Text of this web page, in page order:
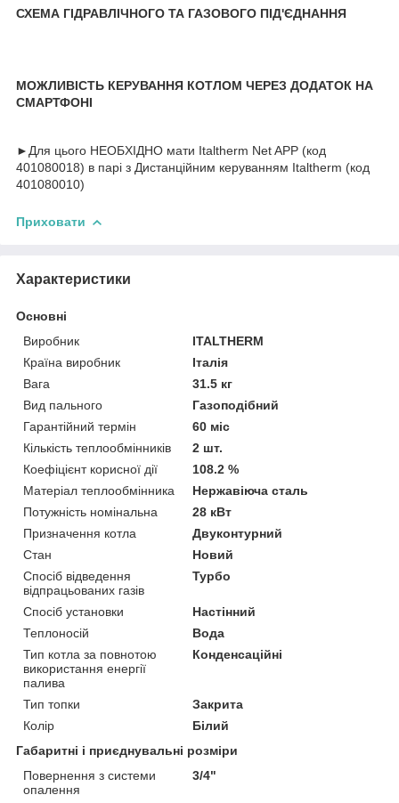
СХЕМА ГІДРАВЛІЧНОГО ТА ГАЗОВОГО ПІД'ЄДНАННЯ
МОЖЛИВІСТЬ КЕРУВАННЯ КОТЛОМ ЧЕРЕЗ ДОДАТОК НА
СМАРТФОНІ
►Для цього НЕОБХІДНО мати Italtherm Net APP (код
401080018) в парі з Дистанційним керуванням Italtherm (код
401080010)
Приховати
Характеристики
Основні
Виробник
ITALTHERM
Країна виробник
Італія
Вага
31.5 кг
Вид пального
Газоподібний
Гарантійний термін
60 міс
Кількість теплообмінників
2 шт.
Коефіцієнт корисної дії
108.2 %
Матеріал теплообмінника
Нержавіюча сталь
Потужність номінальна
28 кВт
Призначення котла
Двуконтурний
Стан
Новий
Спосіб відведення
відпрацьованих газів
Турбо
Спосіб установки
Настінний
Теплоносій
Вода
Тип котла за повнотою
використання енергії
палива
Конденсаційні
Тип топки
Закрита
Колір
Білий
Габаритні і приєднувальні розміри
Повернення з системи
опалення
3/4"